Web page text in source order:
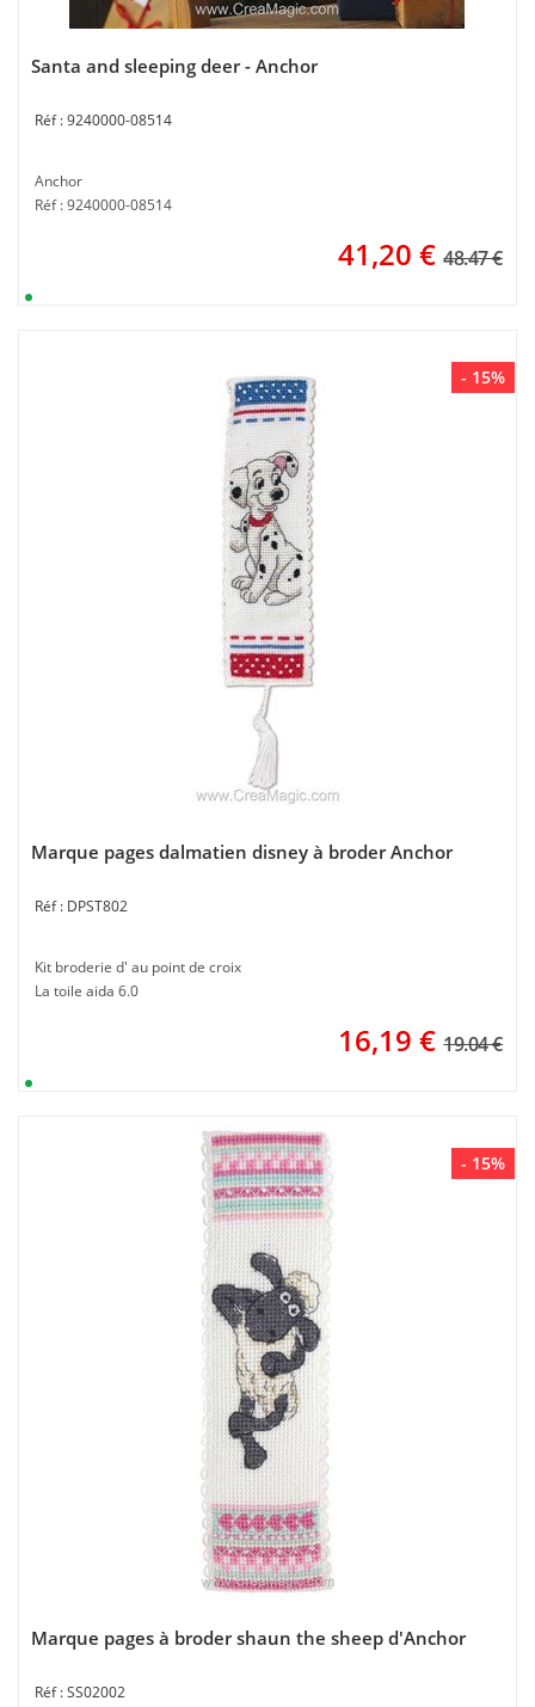
Santa and sleeping deer - Anchor
9240000-08514
Anchor
Réf : 9240000-08514
41,20 € 48.47 €
- 15%
Marque pages dalmatien disney à broder Anchor
DPST802
Kit broderie d' au point de croix
La toile aida 6.0
16,19 € 19.04 €
- 15%
Marque pages à broder shaun the sheep d'Anchor
SS02002